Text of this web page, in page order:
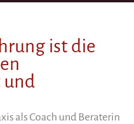
ist die
und
als Coach und Beraterin